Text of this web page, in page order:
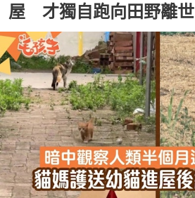
屋 才獨自跑向田野離世